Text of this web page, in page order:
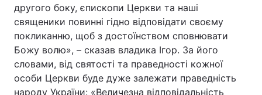
другого боку, єпископи Церкви та наші
священики повинні гідно відповідати своєму
покликанню, щоб з достоїнством сповнювати
Божу волю», – сказав владика Ігор. За його
словами, від святості та праведності кожної
особи Церкви буде дуже залежати праведність
народу України: «Величезна відповідальність